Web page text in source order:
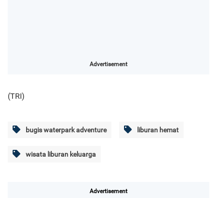
Advertisement
(TRI)
bugis waterpark adventure liburan hemat
wisata liburan keluarga
Advertisement